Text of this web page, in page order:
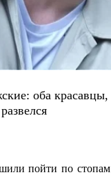
oбa кpacaвцы,
пойти по стопам